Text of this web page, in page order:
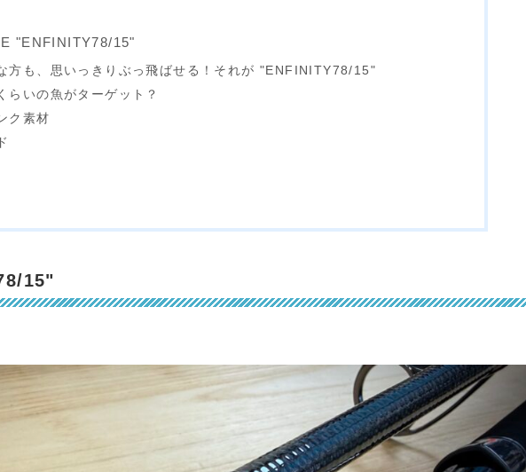
"ENFINITY78/15"
方も、思いっきりぶっ飛ばせる！それが "ENFINITY78/15"
らいの魚がターゲット？
ク素材
15"